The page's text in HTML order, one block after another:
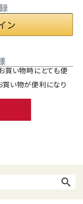
買い物時にとても便
い物が便利になり